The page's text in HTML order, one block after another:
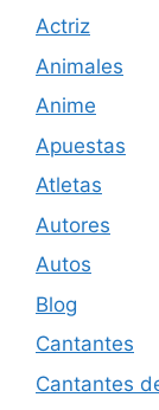
Actriz
Animales
Anime
Apuestas
Atletas
Autores
Autos
Blog
Cantantes
Cantantes